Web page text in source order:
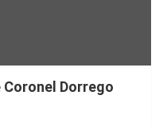
Dorrego